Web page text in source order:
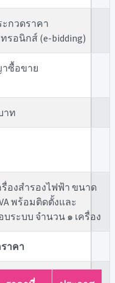
กวดราคา
รอนิกส์ (e-bidding)
ซื้อขาย
าท
องสำรองไฟฟ้า ขนาด
พร้อมติดตั้งและ
ระบบ จำนวน ๑ เครื่อง
าคา